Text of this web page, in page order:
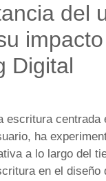
del
Digital
escritura centrada
ha
a lo largo del
en el